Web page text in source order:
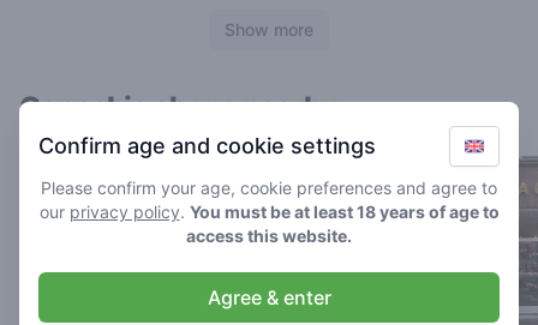
Show more
Cannabis shops nearby
Confirm age and cookie settings
Please confirm your age, cookie preferences and agree to
our privacy policy. You must be at least 18 years of age to
access this website.
Agree & enter